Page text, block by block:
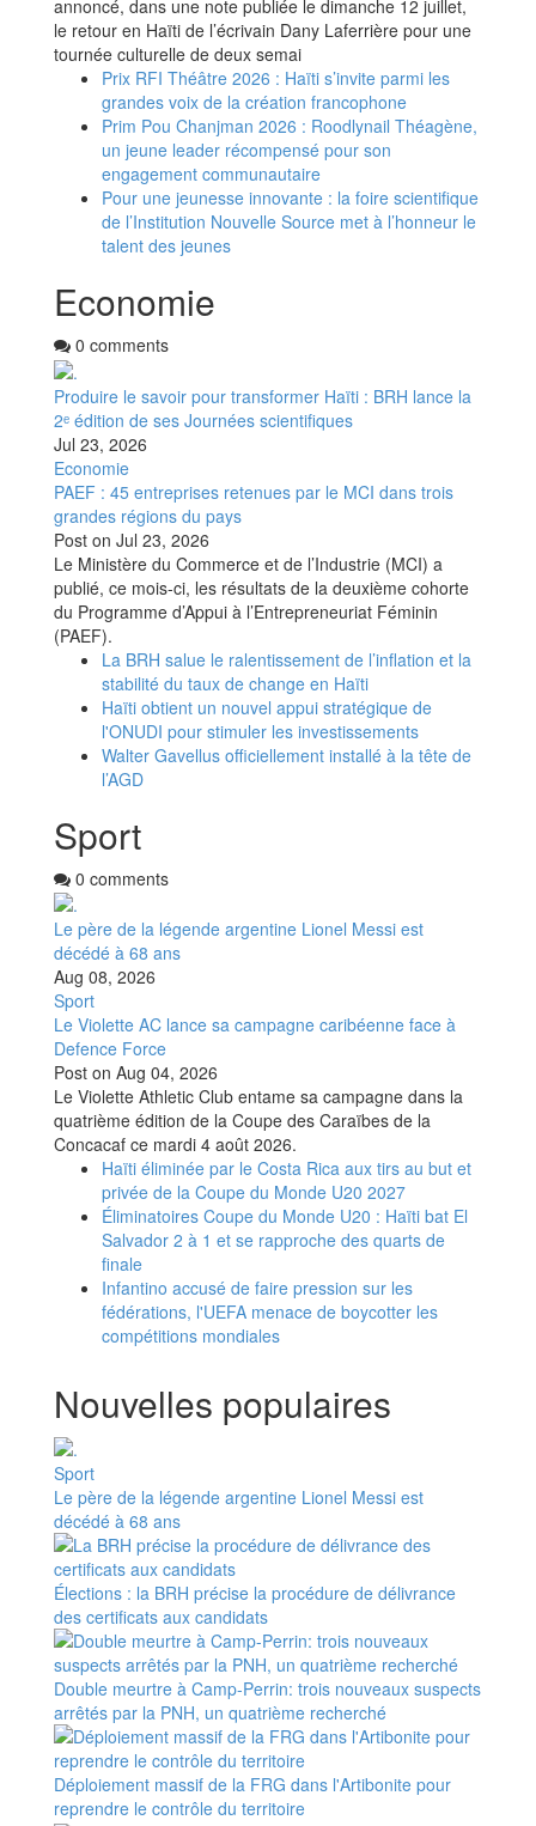
annoncé, dans une note publiée le dimanche 12 juillet,
le retour en Haïti de l’écrivain Dany Laferrière pour une
tournée culturelle de deux semai
Prix RFI Théâtre 2026 : Haïti s’invite parmi les
grandes voix de la création francophone
Prim Pou Chanjman 2026 : Roodlynail Théagène,
un jeune leader récompensé pour son
engagement communautaire
Pour une jeunesse innovante : la foire scientifique
de l’Institution Nouvelle Source met à l’honneur le
talent des jeunes
Economie
0 comments
Produire le savoir pour transformer Haïti : BRH lance la
2ᵉ édition de ses Journées scientifiques
Jul 23, 2026
Economie
PAEF : 45 entreprises retenues par le MCI dans trois
grandes régions du pays
Post on Jul 23, 2026
Le Ministère du Commerce et de l’Industrie (MCI) a
publié, ce mois-ci, les résultats de la deuxième cohorte
du Programme d’Appui à l’Entrepreneuriat Féminin
(PAEF).
La BRH salue le ralentissement de l’inflation et la
stabilité du taux de change en Haïti
Haïti obtient un nouvel appui stratégique de
l'ONUDI pour stimuler les investissements
Walter Gavellus officiellement installé à la tête de
l’AGD
Sport
0 comments
Le père de la légende argentine Lionel Messi est
décédé à 68 ans
Aug 08, 2026
Sport
Le Violette AC lance sa campagne caribéenne face à
Defence Force
Post on Aug 04, 2026
Le Violette Athletic Club entame sa campagne dans la
quatrième édition de la Coupe des Caraïbes de la
Concacaf ce mardi 4 août 2026.
Haïti éliminée par le Costa Rica aux tirs au but et
privée de la Coupe du Monde U20 2027
Éliminatoires Coupe du Monde U20 : Haïti bat El
Salvador 2 à 1 et se rapproche des quarts de
finale
Infantino accusé de faire pression sur les
fédérations, l'UEFA menace de boycotter les
compétitions mondiales
Nouvelles populaires
Sport
Le père de la légende argentine Lionel Messi est
décédé à 68 ans
Élections : la BRH précise la procédure de délivrance
des certificats aux candidats
Double meurtre à Camp-Perrin: trois nouveaux suspects
arrêtés par la PNH, un quatrième recherché
Déploiement massif de la FRG dans l'Artibonite pour
reprendre le contrôle du territoire